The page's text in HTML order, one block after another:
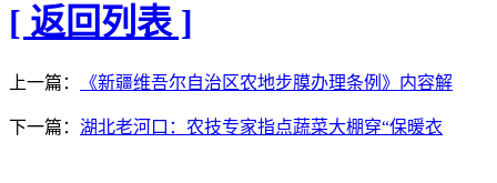
[ 返回列表 ]
上一篇： 《新疆维吾尔自治区农地步膜办理条例》内容解
下一篇： 湖北老河口：农技专家指点蔬菜大棚穿“保暖衣